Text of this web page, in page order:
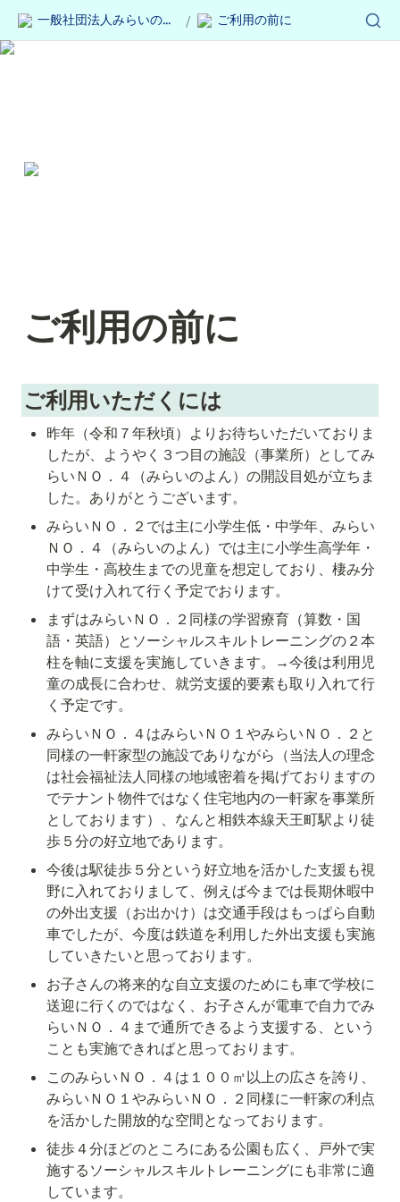
一般社団法人みらいのヒトミ / ご利用の前に
ご利用の前に
ご利用いただくには
昨年（令和７年秋頃）よりお待ちいただいておりま
したが、ようやく３つ目の施設（事業所）としてみ
らいＮＯ．４（みらいのよん）の開設目処が立ちま
した。ありがとうございます。
みらいＮＯ．２では主に小学生低・中学年、みらい
ＮＯ．４（みらいのよん）では主に小学生高学年・
中学生・高校生までの児童を想定しており、棲み分
けて受け入れて行く予定でおります。
まずはみらいＮＯ．２同様の学習療育（算数・国
語・英語）とソーシャルスキルトレーニングの２本
柱を軸に支援を実施していきます。→今後は利用児
童の成長に合わせ、就労支援的要素も取り入れて行
く予定です。
みらいＮＯ．４はみらいＮＯ１やみらいＮＯ．２と
同様の一軒家型の施設でありながら（当法人の理念
は社会福祉法人同様の地域密着を掲げておりますの
でテナント物件ではなく住宅地内の一軒家を事業所
としております）、なんと相鉄本線天王町駅より徒
歩５分の好立地であります。
今後は駅徒歩５分という好立地を活かした支援も視
野に入れておりまして、例えば今までは長期休暇中
の外出支援（お出かけ）は交通手段はもっぱら自動
車でしたが、今度は鉄道を利用した外出支援も実施
していきたいと思っております。
お子さんの将来的な自立支援のためにも車で学校に
送迎に行くのではなく、お子さんが電車で自力でみ
らいＮＯ．４まで通所できるよう支援する、という
ことも実施できればと思っております。
このみらいＮＯ．４は１００㎡以上の広さを誇り、
みらいＮＯ１やみらいＮＯ．２同様に一軒家の利点
を活かした開放的な空間となっております。
徒歩４分ほどのところにある公園も広く、戸外で実
施するソーシャルスキルトレーニングにも非常に適
しています。